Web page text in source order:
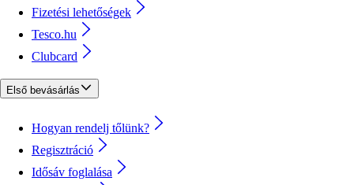
Fizetési lehetőségek
Tesco.hu
Clubcard
Első bevásárlás
Hogyan rendelj tőlünk?
Regisztráció
Idősáv foglalása